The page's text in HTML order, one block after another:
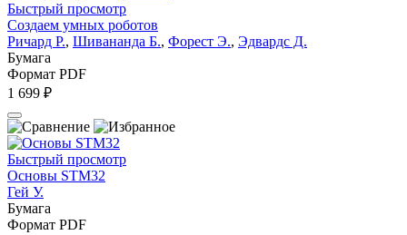
Быстрый просмотр
Создаем умных роботов
Ричард Р., Шивананда Б., Форест Э., Эдвардс Д.
Бумага
Формат PDF
1 699 ₽
Быстрый просмотр
Основы STM32
Гей У.
Бумага
Формат PDF